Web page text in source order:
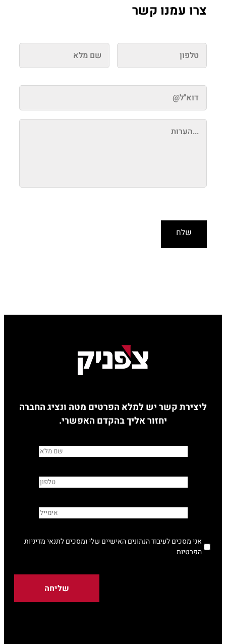
צרו עמנו קשר
ליצירת קשר יש למלא הפרטים מטה ונציג החברה
יחזור אליך בהקדם האפשרי.
אני מסכים לעיבוד הנתונים האישיים שלי ומסכים לתנאי מדיניות
הפרטיות